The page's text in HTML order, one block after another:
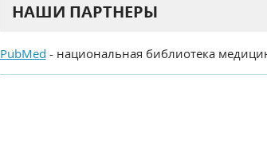
НАШИ ПАРТНЕРЫ
PubMed - национальная библиотека